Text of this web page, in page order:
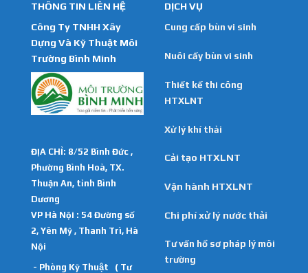
THÔNG TIN LIÊN HỆ
Công Ty TNHH Xây
Dựng Và Kỹ Thuật Môi
Trường Bình Minh
ĐỊA CHỈ: 8/52 Bình Đức ,
Phường Bình Hoà, TX.
Thuận An, tỉnh Bình
Dương
VP Hà Nội : 54 Đường số
2, Yên Mỹ , Thanh Trì, Hà
Nội
- Phòng Kỹ Thuật ( Tư
DỊCH VỤ
Cung cấp bùn vi sinh
Nuôi cấy bùn vi sinh
Thiết kế thi công
HTXLNT
Xử lý khí thải
Cải tạo HTXLNT
Vận hành HTXLNT
Chi phí xử lý nước thải
Tư vấn hồ sơ pháp lý môi
trường